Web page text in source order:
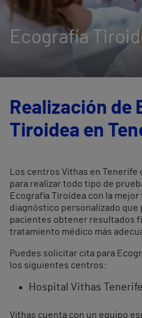
Ecografía
Realización de
Tiroidea en
Los centros Vithas en
para realizar todo tipo de
Ecografía Tiroidea con la
diagnóstico personalizado que
pacientes obtener resultados
tratamiento médico más
Puedes solicitar cita para
los siguientes centros:
Hospital Vithas Tenerife
Vithas cuenta con un equipo